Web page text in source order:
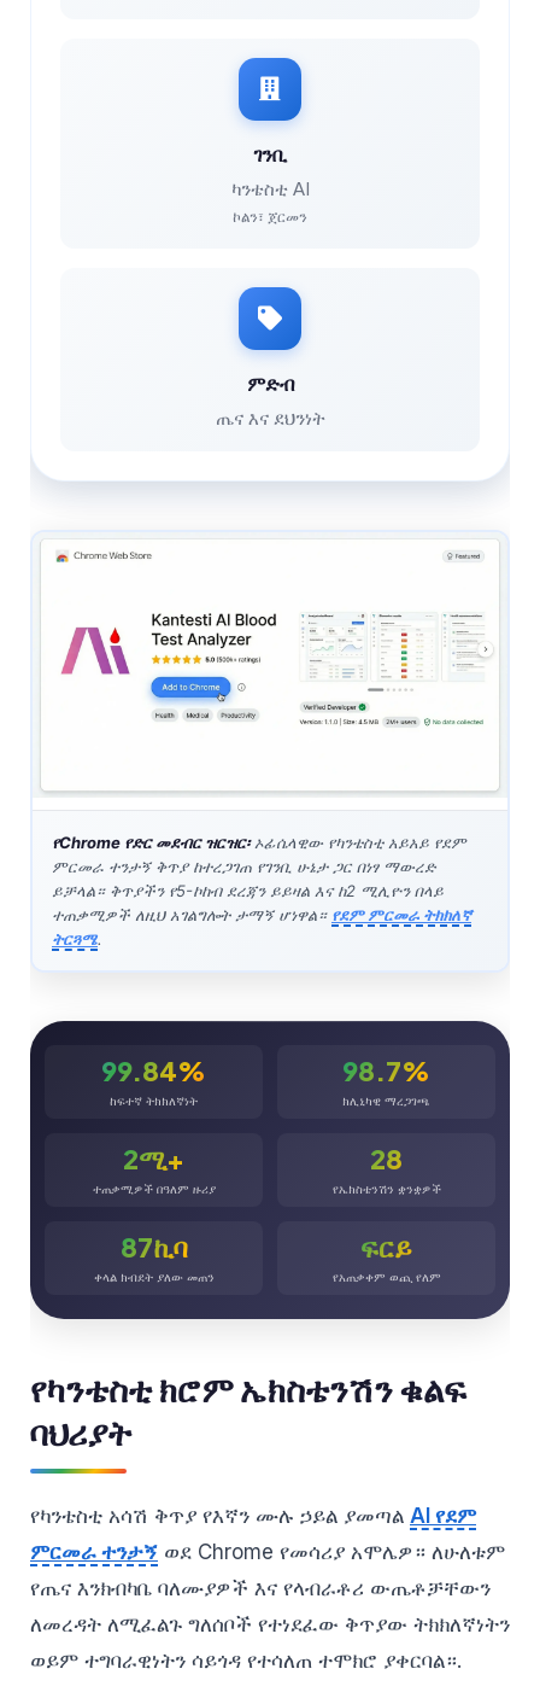
ገንቢ
ካንቴስቲ AI
ኮልን፣ ጀርመን
ምድብ
ጤና እና ደህንነት
የChrome የድር መደብር ዝርዝር፡ኦፊሴላዊው የካንቴስቲ አይአይ የደም
ምርመራ ተንታኝ ቅጥያ ከተረጋገጠ የገንቢ ሁኔታ ጋር በነፃ ማውረድ
ይቻላል። ቅጥያችን የ5-ኮከብ ደረጃን ይይዛል እና ከ2 ሚሊዮን በላይ
ተጠቃሚዎች ለዚህ አገልግሎት ታማኝ ሆነዋል። የደም ምርመራ ትክክለኛ
ትርጓሜ.
99.84%
ከፍተኛ ትክክለኛነት
98.7%
ክሊኒካዊ ማረጋገጫ
2ሚ+
ተጠቃሚዎች በዓለም ዙሪያ
28
የኤክስቴንሽን ቋንቋዎች
87ኪባ
ቀላል ክብደት ያለው መጠን
ፍርይ
የአጠቃቀም ወጪ የለም
የካንቴስቲ ክሮም ኤክስቴንሽን ቁልፍ
ባህሪያት
የካንቴስቲ አሳሽ ቅጥያ የእኛን ሙሉ ኃይል ያመጣል AI የደም
ምርመራ ተንታኝ ወደ Chrome የመሳሪያ አሞሌዎ። ለሁለቱም
የጤና እንክብካቤ ባለሙያዎች እና የላብራቶሪ ውጤቶቻቸውን
ለመረዳት ለሚፈልጉ ግለሰቦች የተነደፈው ቅጥያው ትክክለኛነትን
ወይም ተግባራዊነትን ሳይጎዳ የተሳለጠ ተሞክሮ ያቀርባል።.